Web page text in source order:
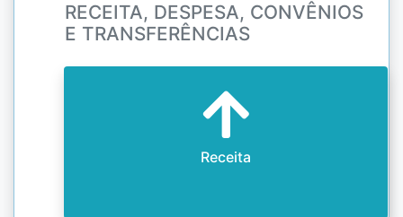
RECEITA, DESPESA, CONVÊNIOS
E TRANSFERÊNCIAS
Receita